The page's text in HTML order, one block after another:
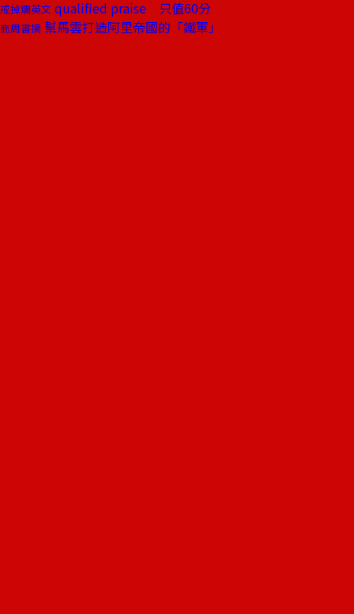
戒掉爛英文 qualified praise 只值60分
商周書摘 幫馬雲打造阿里帝國的「鐵軍」